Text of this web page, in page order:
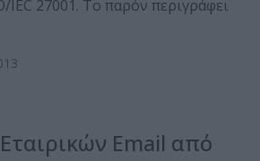
27001. Το παρόν περιγράφει
Εmail από